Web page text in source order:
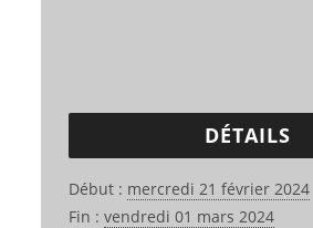
DÉTAILS
Début : mercredi 21 février 2024
Fin : vendredi 01 mars 2024